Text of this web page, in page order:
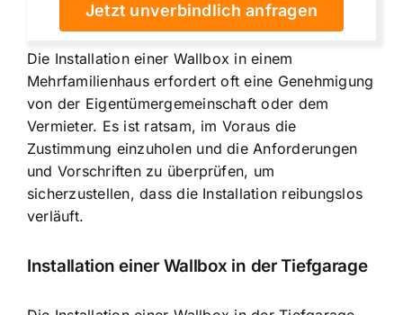
Jetzt unverbindlich anfragen
Die Installation einer Wallbox in einem
Mehrfamilienhaus erfordert oft eine Genehmigung
von der Eigentümergemeinschaft oder dem
Vermieter. Es ist ratsam, im Voraus die
Zustimmung einzuholen und die Anforderungen
und Vorschriften zu überprüfen, um
sicherzustellen, dass die Installation reibungslos
verläuft.
Installation einer Wallbox in der Tiefgarage